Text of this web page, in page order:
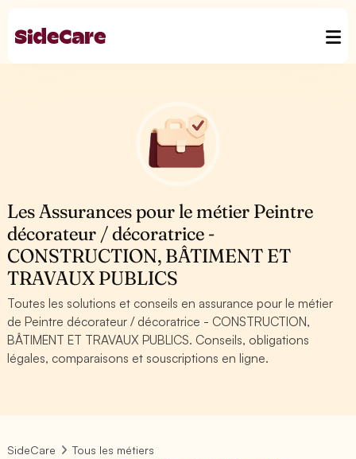
Les Assurances pour le métier Peintre
décorateur / décoratrice -
CONSTRUCTION, BÂTIMENT ET
TRAVAUX PUBLICS
Toutes les solutions et conseils en assurance pour le métier
de Peintre décorateur / décoratrice - CONSTRUCTION,
BÂTIMENT ET TRAVAUX PUBLICS. Conseils, obligations
légales, comparaisons et souscriptions en ligne.
SideCare
Tous les métiers